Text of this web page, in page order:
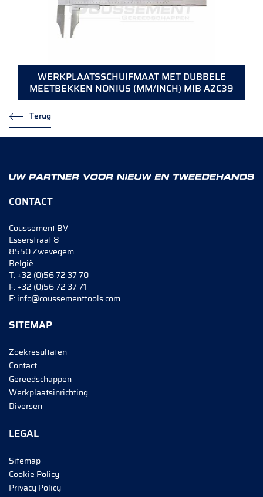
WERKPLAATSSCHUIFMAAT MET DUBBELE
MEETBEKKEN NONIUS (MM/INCH) MIB AZC39
Terug
CONTACT
Coussement BV
Esserstraat 8
8550 Zwevegem
België
T:+32 (0)56 72 37 70
F:+32 (0)56 72 37 71
E:info@coussementtools.com
SITEMAP
Zoekresultaten
Contact
Gereedschappen
Werkplaatsinrichting
Diversen
LEGAL
Sitemap
Cookie Policy
Privacy Policy